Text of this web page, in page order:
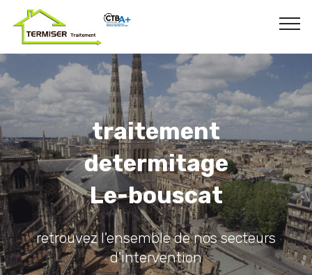
traitement
determitage
Le-bouscat
retrouvez l'ensemble de nos secteurs
d'intervention